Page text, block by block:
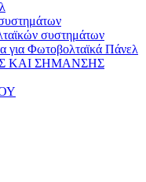
συστημάτων
για Φωτοβολταϊκά Πάνελ
ΚΑΙ ΣΗΜΑΝΣΗΣ